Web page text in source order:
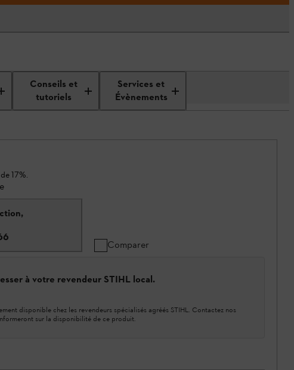
Conseils et
tutoriels
Services et
Évènements
17%.
Comparer
à votre revendeur STIHL local.
disponible chez les revendeurs spécialisés agréés STIHL. Contactez nos
sur la disponibilité de ce produit.